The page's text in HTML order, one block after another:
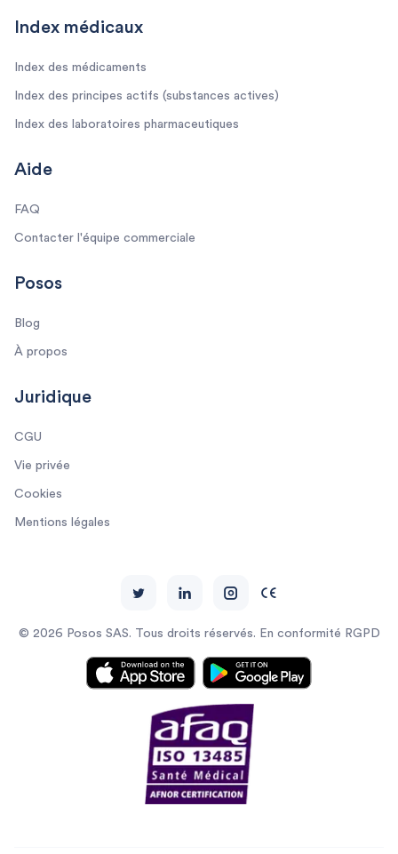
© 2026 Posos SAS. Tous droits réservés. En conformité RGPD
Index médicaux
Index des médicaments
Index des principes actifs (substances actives)
Index des laboratoires pharmaceutiques
Aide
FAQ
Contacter l'équipe commerciale
Posos
Blog
À propos
Juridique
CGU
Vie privée
Cookies
Mentions légales